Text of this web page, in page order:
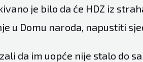
je bilo da će HDZ iz
u Domu naroda, napustiti
da im uopće nije stalo do